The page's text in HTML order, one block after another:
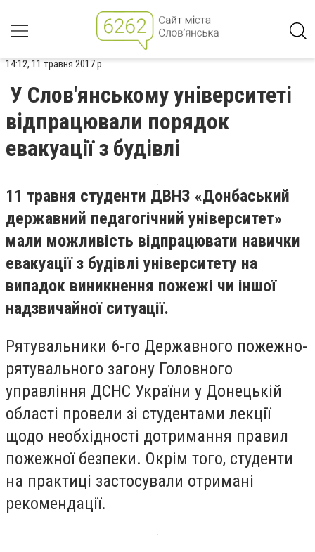
14:12, 11 травня 2017 р.
У Слов'янському університеті
відпрацювали порядок
евакуації з будівлі
11 травня студенти ДВНЗ «Донбаський
державний педагогічний університет»
мали можливість відпрацювати навички
евакуації з будівлі університету на
випадок виникнення пожежі чи іншої
надзвичайної ситуації.
Рятувальники 6-го Державного пожежно-
рятувального загону Головного
управління ДСНС України у Донецькій
області провели зі студентами лекції
щодо необхідності дотримання правил
пожежної безпеки. Окрім того, студенти
на практиці застосували отримані
рекомендації.